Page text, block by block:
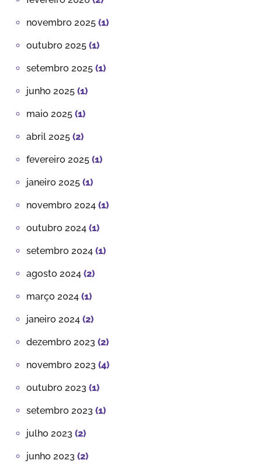
novembro 2025 (1)
outubro 2025 (1)
setembro 2025 (1)
junho 2025 (1)
maio 2025 (1)
abril 2025 (2)
fevereiro 2025 (1)
janeiro 2025 (1)
novembro 2024 (1)
outubro 2024 (1)
setembro 2024 (1)
agosto 2024 (2)
março 2024 (1)
janeiro 2024 (2)
dezembro 2023 (2)
novembro 2023 (4)
outubro 2023 (1)
setembro 2023 (1)
julho 2023 (2)
junho 2023 (2)